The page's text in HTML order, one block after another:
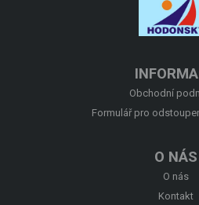
Obchodní
Formulář pro
O NÁS
O nás
Kontakt